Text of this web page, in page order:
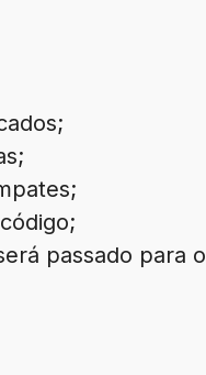
passado para o